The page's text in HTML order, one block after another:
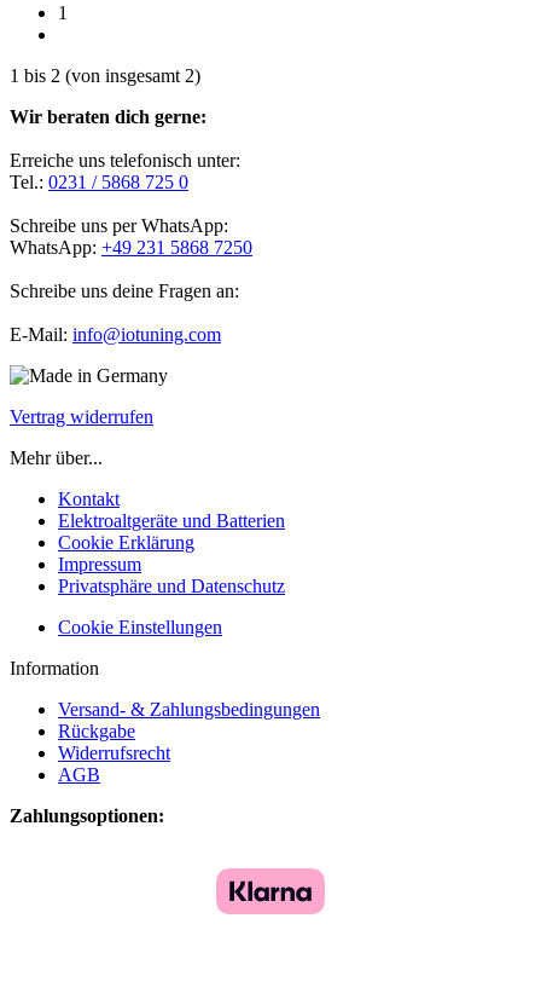
1
1 bis 2 (von insgesamt 2)
Wir beraten dich gerne:
Erreiche uns telefonisch unter:
Tel.: 0231 / 5868 725 0
Schreibe uns per WhatsApp:
WhatsApp: +49 231 5868 7250
Schreibe uns deine Fragen an:
E-Mail: info@iotuning.com
Vertrag widerrufen
Mehr über...
Kontakt
Elektroaltgeräte und Batterien
Cookie Erklärung
Impressum
Privatsphäre und Datenschutz
Cookie Einstellungen
Information
Versand- & Zahlungsbedingungen
Rückgabe
Widerrufsrecht
AGB
Zahlungsoptionen: